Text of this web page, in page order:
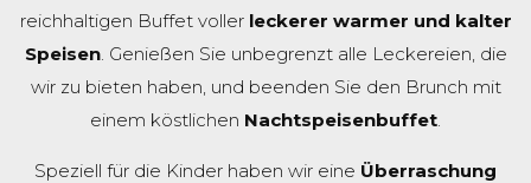
reichhaltigen Buffet voller leckerer warmer und kalter
Speisen. Genießen Sie unbegrenzt alle Leckereien, die
wir zu bieten haben, und beenden Sie den Brunch mit
einem köstlichen Nachtspeisenbuffet.
Speziell für die Kinder haben wir eine Überraschung